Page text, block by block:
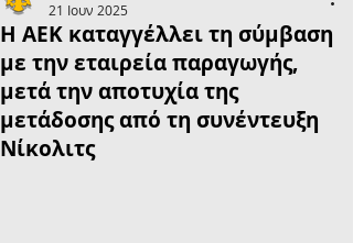
Η ΑΕΚ καταγγέλλει τη σύμβαση
με την εταιρεία παραγωγής,
μετά την αποτυχία της
μετάδοσης από τη συνέντευξη
Νίκολιτς
21 Ιουν 2025